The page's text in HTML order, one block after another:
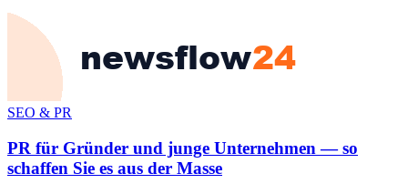
SEO & PR
PR für Gründer und junge Unternehmen — so
schaffen Sie es aus der Masse